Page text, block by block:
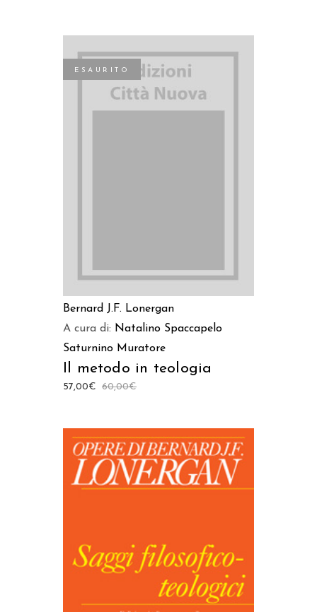
ESAURITO
Bernard J.F. Lonergan
A cura di: Natalino Spaccapelo
Saturnino Muratore
Il metodo in teologia
60,00€
57,00€
AGGIUNGI AL CARRELLO